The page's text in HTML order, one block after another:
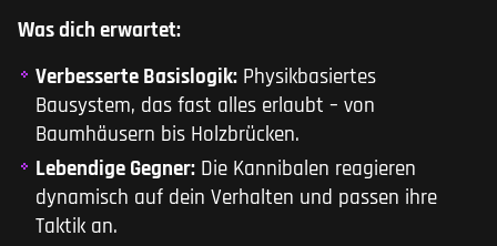
Was dich erwartet:
Verbesserte Basislogik: Physikbasiertes
Bausystem, das fast alles erlaubt – von
Baumhäusern bis Holzbrücken.
Lebendige Gegner: Die Kannibalen reagieren
dynamisch auf dein Verhalten und passen ihre
Taktik an.